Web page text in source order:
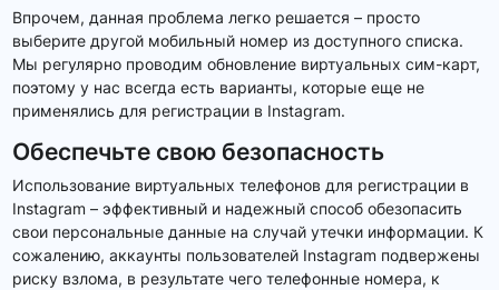
Впрочем, данная проблема легко решается – просто
выберите другой мобильный номер из доступного списка.
Мы регулярно проводим обновление виртуальных сим-карт,
поэтому у нас всегда есть варианты, которые еще не
применялись для регистрации в Instagram.
Обеспечьте свою безопасность
Использование виртуальных телефонов для регистрации в
Instagram – эффективный и надежный способ обезопасить
свои персональные данные на случай утечки информации. К
сожалению, аккаунты пользователей Instagram подвержены
риску взлома, в результате чего телефонные номера, к